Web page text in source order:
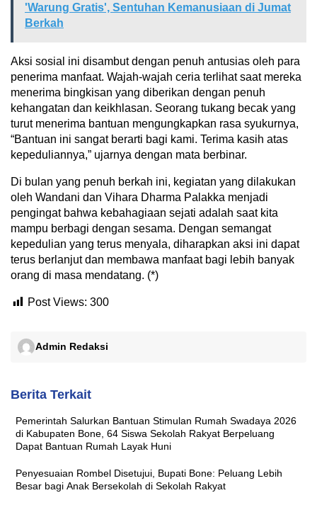
'Warung Gratis', Sentuhan Kemanusiaan di Jumat
Berkah
Aksi sosial ini disambut dengan penuh antusias oleh para
penerima manfaat. Wajah-wajah ceria terlihat saat mereka
menerima bingkisan yang diberikan dengan penuh
kehangatan dan keikhlasan. Seorang tukang becak yang
turut menerima bantuan mengungkapkan rasa syukurnya,
“Bantuan ini sangat berarti bagi kami. Terima kasih atas
kepeduliannya,” ujarnya dengan mata berbinar.
Di bulan yang penuh berkah ini, kegiatan yang dilakukan
oleh Wandani dan Vihara Dharma Palakka menjadi
pengingat bahwa kebahagiaan sejati adalah saat kita
mampu berbagi dengan sesama. Dengan semangat
kepedulian yang terus menyala, diharapkan aksi ini dapat
terus berlanjut dan membawa manfaat bagi lebih banyak
orang di masa mendatang. (*)
Post Views: 300
Admin Redaksi
Berita Terkait
Pemerintah Salurkan Bantuan Stimulan Rumah Swadaya 2026
di Kabupaten Bone, 64 Siswa Sekolah Rakyat Berpeluang
Dapat Bantuan Rumah Layak Huni
Penyesuaian Rombel Disetujui, Bupati Bone: Peluang Lebih
Besar bagi Anak Bersekolah di Sekolah Rakyat